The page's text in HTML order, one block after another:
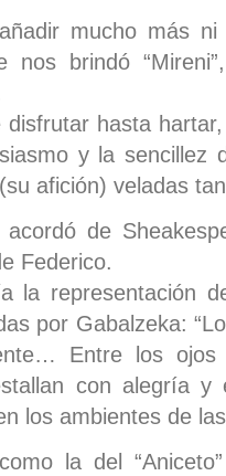
mucho más
nos brindó
disfrutar hasta
y la sencillez
afición) veladas
de
Federico.
la representación
por Gabalzeka:
Entre los
con alegría y
los ambientes de
la del